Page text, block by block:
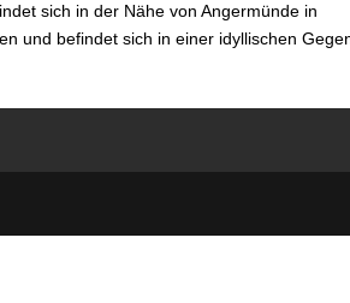
sich in der Nähe von Angermünde in
und befindet sich in einer idyllischen